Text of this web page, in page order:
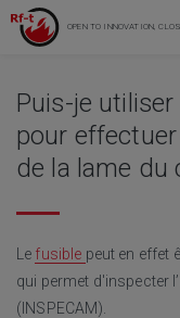
OPEN TO INNOVATION,
Puis-je utiliser
pour
de la lame du
Le fusible peut en effet
qui permet d'inspecter
(INSPECAM).